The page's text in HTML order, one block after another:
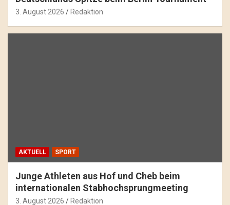
3. August 2026 Redaktion
AKTUELL SPORT
Junge Athleten aus Hof und Cheb beim
internationalen Stabhochsprungmeeting
3. August 2026 Redaktion